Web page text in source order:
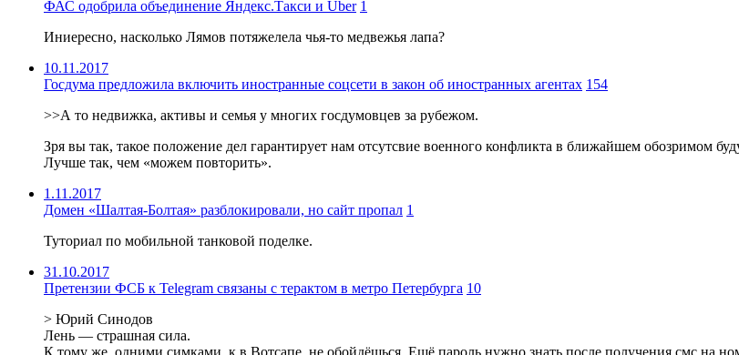
ФАС одобрила объединение Яндекс.Такси и Uber 1
Иниересно, насколько Лямов потяжелела чья-то медвежья лапа?
10.11.2017
Госдума предложила включить иностранные соцсети в закон об иностранных агентах 154
>>А то недвижка, активы и семья у многих госдумовцев за рубежом.
Зря вы так, такое положение дел гарантирует нам отсутсвие военного конфликта в ближайшем обозримом
Лучше так, чем «можем повторить».
1.11.2017
Домен «Шалтая-Болтая» разблокировали, но сайт пропал 1
Туториал по мобильной танковой поделке.
31.10.2017
Претензии ФСБ к Telegram связаны с терактом в метро Петербурга 10
> Юрий Синодов
Лень — страшная сила.
К тому же, одними симками, к в Вотсапе, не обойдёшься. Ещё пароль нужно знать после получения смс на